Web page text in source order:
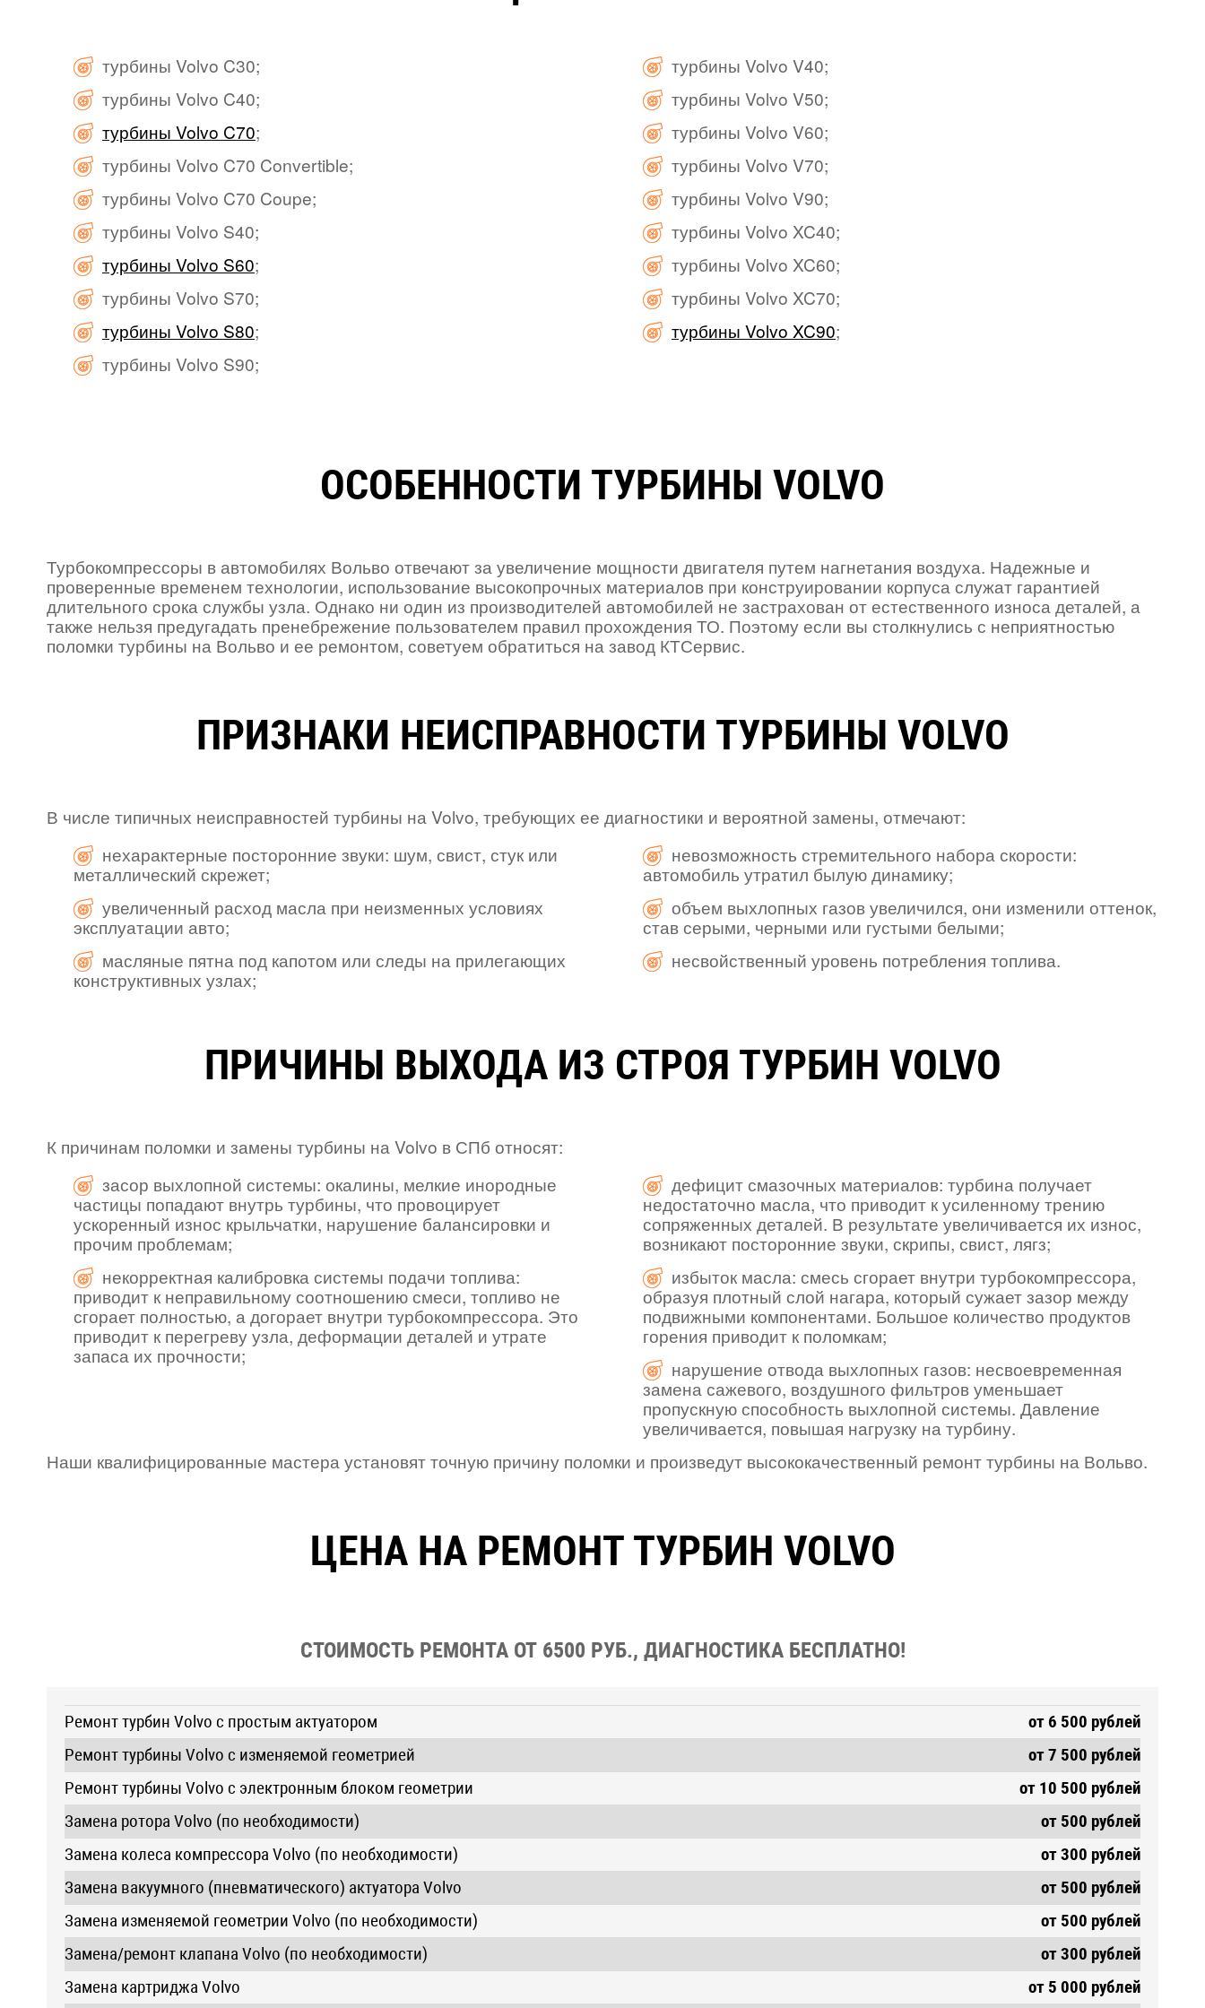
турбины Volvo C30;
турбины Volvo C40;
турбины Volvo C70;
турбины Volvo C70 Convertible;
турбины Volvo C70 Coupe;
турбины Volvo S40;
турбины Volvo S60;
турбины Volvo S70;
турбины Volvo S80;
турбины Volvo S90;
турбины Volvo V40;
турбины Volvo V50;
турбины Volvo V60;
турбины Volvo V70;
турбины Volvo V90;
турбины Volvo XC40;
турбины Volvo XC60;
турбины Volvo XC70;
турбины Volvo XC90;
ОСОБЕННОСТИ ТУРБИНЫ VOLVO
Турбокомпрессоры в автомобилях Вольво отвечают за увеличение мощности двигателя путем нагнетания воздуха. Надежные и
проверенные временем технологии, использование высокопрочных материалов при конструировании корпуса служат гарантией
длительного срока службы узла. Однако ни один из производителей автомобилей не застрахован от естественного износа деталей, а
также нельзя предугадать пренебрежение пользователем правил прохождения ТО. Поэтому если вы столкнулись с неприятностью
поломки турбины на Вольво и ее ремонтом, советуем обратиться на завод КТСервис.
ПРИЗНАКИ НЕИСПРАВНОСТИ ТУРБИНЫ VOLVO
В числе типичных неисправностей турбины на Volvo, требующих ее диагностики и вероятной замены, отмечают:
нехарактерные посторонние звуки: шум, свист, стук или
металлический скрежет;
увеличенный расход масла при неизменных условиях
эксплуатации авто;
масляные пятна под капотом или следы на прилегающих
конструктивных узлах;
невозможность стремительного набора скорости:
автомобиль утратил былую динамику;
объем выхлопных газов увеличился, они изменили оттенок,
став серыми, черными или густыми белыми;
несвойственный уровень потребления топлива.
ПРИЧИНЫ ВЫХОДА ИЗ СТРОЯ ТУРБИН VOLVO
К причинам поломки и замены турбины на Volvo в СПб относят:
засор выхлопной системы: окалины, мелкие инородные
частицы попадают внутрь турбины, что провоцирует
ускоренный износ крыльчатки, нарушение балансировки и
прочим проблемам;
некорректная калибровка системы подачи топлива:
приводит к неправильному соотношению смеси, топливо не
сгорает полностью, а догорает внутри турбокомпрессора. Это
приводит к перегреву узла, деформации деталей и утрате
запаса их прочности;
дефицит смазочных материалов: турбина получает
недостаточно масла, что приводит к усиленному трению
сопряженных деталей. В результате увеличивается их износ,
возникают посторонние звуки, скрипы, свист, лягз;
избыток масла: смесь сгорает внутри турбокомпрессора,
образуя плотный слой нагара, который сужает зазор между
подвижными компонентами. Большое количество продуктов
горения приводит к поломкам;
нарушение отвода выхлопных газов: несвоевременная
замена сажевого, воздушного фильтров уменьшает
пропускную способность выхлопной системы. Давление
увеличивается, повышая нагрузку на турбину.
Наши квалифицированные мастера установят точную причину поломки и произведут высококачественный ремонт турбины на Вольво.
ЦЕНА НА РЕМОНТ ТУРБИН VOLVO
СТОИМОСТЬ РЕМОНТА ОТ 6500 РУБ., ДИАГНОСТИКА БЕСПЛАТНО!
Ремонт турбин Volvo с простым актуатором
от 6 500 рублей
Ремонт турбины Volvo с изменяемой геометрией
от 7 500 рублей
Ремонт турбины Volvo с электронным блоком геометрии
от 10 500 рублей
Замена ротора Volvo (по необходимости)
от 500 рублей
Замена колеса компрессора Volvo (по необходимости)
от 300 рублей
Замена вакуумного (пневматического) актуатора Volvo
от 500 рублей
Замена изменяемой геометрии Volvo (по необходимости)
от 500 рублей
Замена/ремонт клапана Volvo (по необходимости)
от 300 рублей
Замена картриджа Volvo
от 5 000 рублей